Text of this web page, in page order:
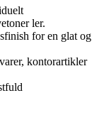
ler.
for en glat og
kontorartikler